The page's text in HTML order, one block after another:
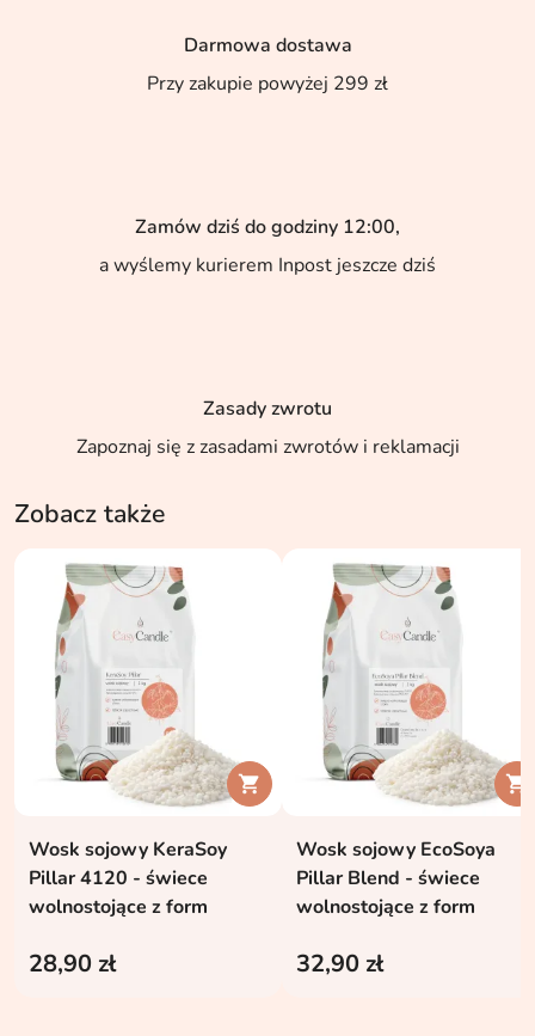
Darmowa dostawa
Przy zakupie powyżej 299 zł
Zamów dziś do godziny 12:00,
a wyślemy kurierem Inpost jeszcze dziś
Zasady zwrotu
Zapoznaj się z zasadami zwrotów i reklamacji
Zobacz także

Wosk sojowy KeraSoy
Pillar 4120 - świece
wolnostojące z form
28,90 zł

Wosk sojowy EcoSoya
Pillar Blend - świece
wolnostojące z form
32,90 zł